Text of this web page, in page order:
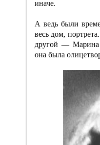
иначе.
А ведь были
весь дом,
другой — Марина
она была